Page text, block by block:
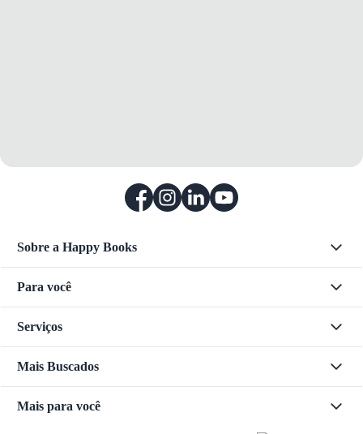
Sobre a Happy Books
Para você
Serviços
Mais Buscados
Mais para você